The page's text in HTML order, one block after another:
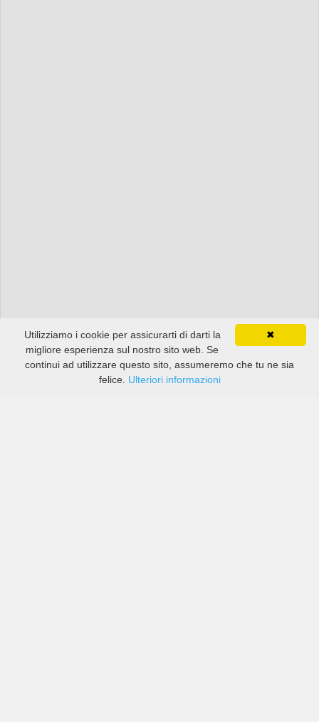
✖
Utilizziamo i cookie per assicurarti di darti la
migliore esperienza sul nostro sito web. Se
continui ad utilizzare questo sito, assumeremo che tu ne sia
felice. Ulteriori informazioni